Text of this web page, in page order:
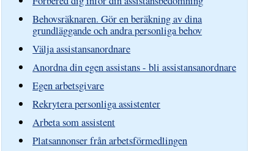
Behovsräknaren. Gör en beräkning av dina
grundläggande och andra personliga behov
Välja assistansanordnare
Anordna din egen assistans - bli assistansanordnare
Egen arbetsgivare
Rekrytera personliga assistenter
Arbeta som assistent
Platsannonser från arbetsförmedlingen